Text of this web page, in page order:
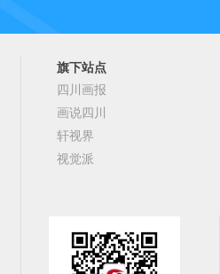
旗下站点
四川画报
画说四川
轩视界
视觉派